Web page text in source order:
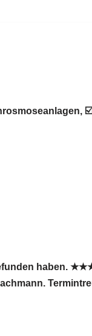
☑️
haben.